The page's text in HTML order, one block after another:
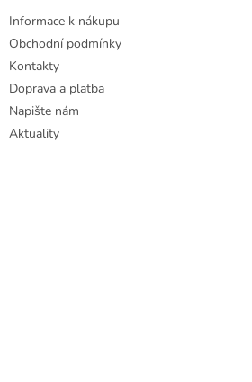
Informace k nákupu
Obchodní podmínky
Kontakty
Doprava a platba
Napište nám
Aktuality